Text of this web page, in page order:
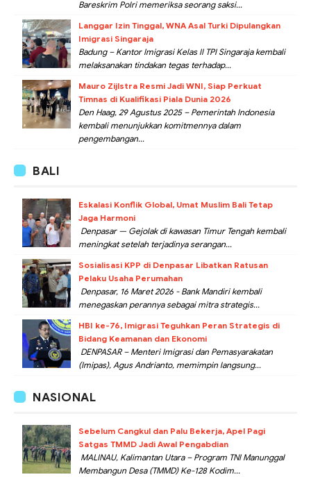
Bareskrim Polri memeriksa seorang saksi...
Langgar Izin Tinggal, WNA Asal Turki Dipulangkan
Imigrasi Singaraja
Badung – Kantor Imigrasi Kelas II TPI Singaraja kembali
melaksanakan tindakan tegas terhadap...
Mauro Zijlstra Resmi Jadi WNI, Siap Perkuat
Timnas di Kualifikasi Piala Dunia 2026
Den Haag, 29 Agustus 2025 – Pemerintah Indonesia
kembali menunjukkan komitmennya dalam
pengembangan...
BALI
Eskalasi Konflik Global, Umat Muslim Bali Tetap
Jaga Harmoni
Denpasar — Gejolak di kawasan Timur Tengah kembali
meningkat setelah terjadinya serangan...
Sosialisasi KPP di Denpasar Libatkan Ratusan
Pelaku Usaha Perumahan
Denpasar, 16 Maret 2026 - Bank Mandiri kembali
menegaskan perannya sebagai mitra strategis...
HBI ke-76, Imigrasi Teguhkan Peran Strategis di
Bidang Keamanan dan Ekonomi
DENPASAR – Menteri Imigrasi dan Pemasyarakatan
(Imipas), Agus Andrianto, memimpin langsung...
NASIONAL
Sebelum Cangkul dan Palu Bekerja, Apel Pagi
Satgas TMMD Jadi Awal Pengabdian
MALINAU, Kalimantan Utara – Program TNI Manunggal
Membangun Desa (TMMD) Ke-128 Kodim...